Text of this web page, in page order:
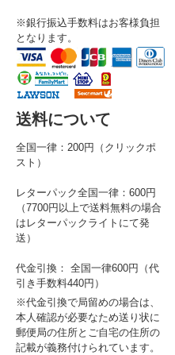
※銀行振込手数料はお客様負担
となります。
送料について
全国一律：200円（クリックポ
スト）
レターパック全国一律：600円
（7700円以上で送料無料の場合
はレターパックライトにて発
送）
代金引換： 全国一律600円（代
引き手数料440円）
※代金引換で局留めの場合は、
本人確認が必要なため送り状に
郵便局の住所とご自宅の住所の
記載が義務付けられています。